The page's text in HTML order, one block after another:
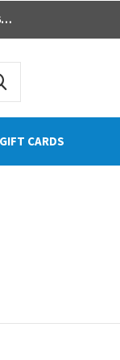
GIFT CARDS